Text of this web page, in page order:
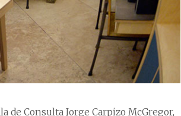
de Consulta Jorge Carpizo McGregor,